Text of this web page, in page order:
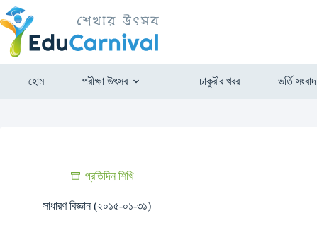
হোম পরীক্ষা উৎসব চাকুরীর খবর ভর্তি সংবাদ
প্রতিদিন শিখি
সাধারণ বিজ্ঞান (২০১৫-০১-৩১)